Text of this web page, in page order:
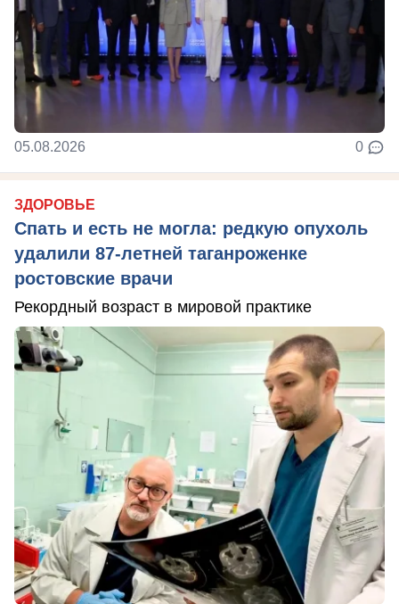
05.08.2026 0
ЗДОРОВЬЕ
Спать и есть не могла: редкую опухоль
удалили 87-летней таганроженке
ростовские врачи
Рекордный возраст в мировой практике